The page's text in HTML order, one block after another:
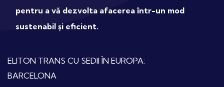
pentru a vă dezvolta afacerea într-un mod
sustenabil și eficient.
ELITON TRANS CU SEDII ÎN EUROPA:
BARCELONA​